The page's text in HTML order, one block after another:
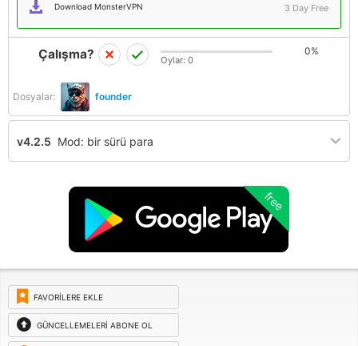
Download MonsterVPN 3 Day Free
Dosyalar: founder
Çalışma? 0%
Oylar: 0
v4.2.5 Mod: bir sürü para
free
FAVORILERE EKLE
GÜNCELLEMELERI ABONE OL